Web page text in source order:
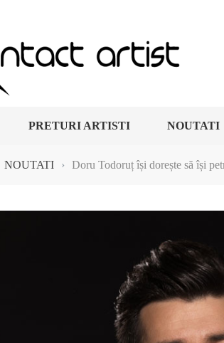
PRETURI ARTISTI NOUTATI
NOUTATI › Doru Todoruț își dorește să își